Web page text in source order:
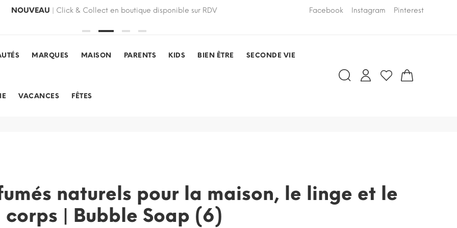
NOUVEAU | Click & Collect en boutique disponible sur RDV LIVRAISON PAR COURSIER OFFERTEdans un
Facebook Instagram Pinterest
MARQUES MAISON PARENTS KIDS BIEN ÊTRE SECONDE VIE
VACANCES FÊTES
naturels pour la maison, le linge et le
corps | Bubble Soap (6)